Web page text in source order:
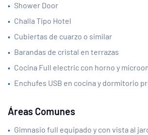
• Shower Door
• Challa Tipo Hotel
• Cubiertas de cuarzo o similar
• Barandas de cristal en terrazas
• Cocina Full electric con horno y
• Enchufes USB en cocina y dormitorio
Áreas Comunes
• Gimnasio full equipado y con vista al